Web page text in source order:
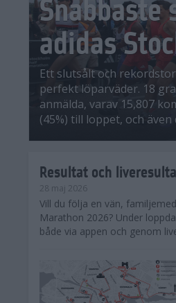
adidas
Ett slutsålt och
perfekt löparväder. 18
anmälda, varav 15,807
(45%) till loppet, och
Resultat och
28 maj 2026
​Vill du följa en vän,
Marathon 2026? Under
både via appen och genom